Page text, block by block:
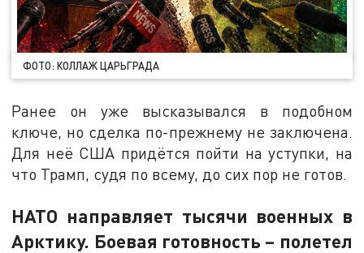
ФОТО: КОЛЛАЖ ЦАРЬГРАДА
Ранее он уже высказывался в подобном
ключе, но сделка по-прежнему не заключена.
Для неё США придётся пойти на уступки, на
что Трамп, судя по всему, до сих пор не готов.
НАТО направляет тысячи военных в
Арктику. Боевая готовность – полетел